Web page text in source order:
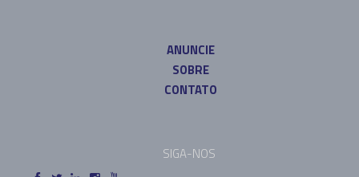
ANUNCIE
SOBRE
CONTATO
SIGA-NOS